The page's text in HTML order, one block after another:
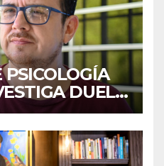
PSICOLOGÍA
DUELO
DE